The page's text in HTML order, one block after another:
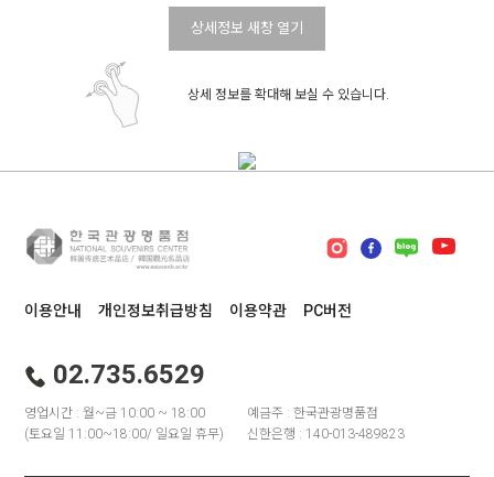
상세정보 새창 열기
상세 정보를 확대해 보실 수 있습니다.
이용안내 개인정보취급방침 이용약관 PC버전
02.735.6529
영업시간 : 월~금 10:00 ~ 18:00
(토요일 11:00~18:00/ 일요일 휴무)
예금주 : 한국관광명품점
신한은행 : 140-013-489823